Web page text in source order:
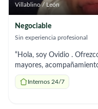
Villablino / León
Negociable
Sin experiencia profesional
“Hola, soy Ovidio .
mayores,
comidas. Soy
necesites.”
Internos 24/7